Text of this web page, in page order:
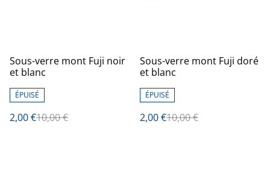
%
Sous-verre mont Fuji noir
et blanc
ÉPUISÉ
2,00 €10,00 €
%
Sous-verre mont Fuji doré
et blanc
ÉPUISÉ
2,00 €10,00 €